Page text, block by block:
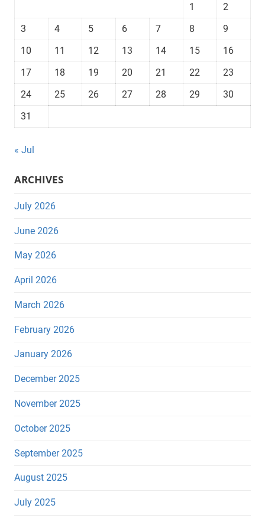
1
2
3
4 5 6 7 8
9
10
11 12 13 14 15
16
17
18 19 20 21 22
23
24
25 26 27 28 29
30
31
« Jul
ARCHIVES
July 2026
June 2026
May 2026
April 2026
March 2026
February 2026
January 2026
December 2025
November 2025
October 2025
September 2025
August 2025
July 2025